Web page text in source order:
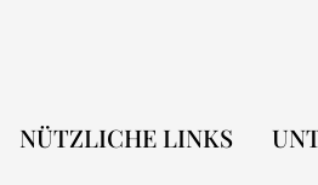
NÜTZLICHE LINKS